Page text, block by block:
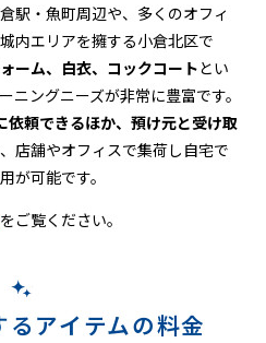
駅・魚町周辺や、多くのオフィ
内エリアを擁する小倉北区で
ーム、白衣、コックコートとい
ニングニーズが非常に豊富です。
依頼できるほか、預け元と受け取
店舗やオフィスで集荷し自宅で
が可能です。
をご覧ください。
アイテムの料金